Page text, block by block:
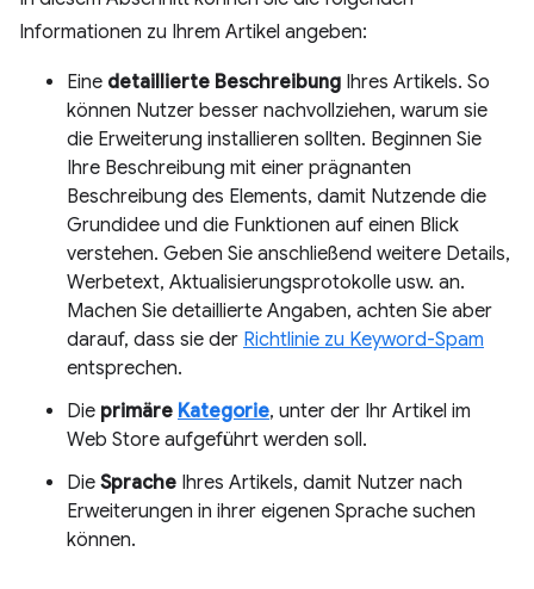
Informationen zu Ihrem Artikel angeben:
Eine detaillierte Beschreibung Ihres Artikels. So
können Nutzer besser nachvollziehen, warum sie
die Erweiterung installieren sollten. Beginnen Sie
Ihre Beschreibung mit einer prägnanten
Beschreibung des Elements, damit Nutzende die
Grundidee und die Funktionen auf einen Blick
verstehen. Geben Sie anschließend weitere Details,
Werbetext, Aktualisierungsprotokolle usw. an.
Machen Sie detaillierte Angaben, achten Sie aber
darauf, dass sie der Richtlinie zu Keyword-Spam
entsprechen.
Die primäre Kategorie, unter der Ihr Artikel im
Web Store aufgeführt werden soll.
Die Sprache Ihres Artikels, damit Nutzer nach
Erweiterungen in ihrer eigenen Sprache suchen
können.